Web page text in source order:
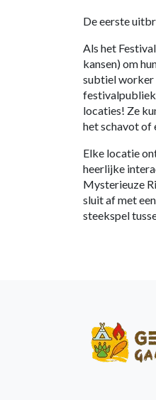
De eerste
Als het
kansen) om
subtiel worker
festivalpubliek
locaties! Ze
het schavot of
Elke locatie
heerlijke
Mysterieuze
sluit af met
steekspel